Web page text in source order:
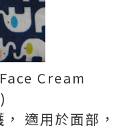
Cream
適用於面部，